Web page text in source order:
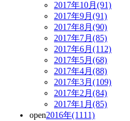
2017年10月(91)
2017年9月(91)
2017年8月(90)
2017年7月(85)
2017年6月(112)
2017年5月(68)
2017年4月(88)
2017年3月(109)
2017年2月(84)
2017年1月(85)
open2016年(1111)